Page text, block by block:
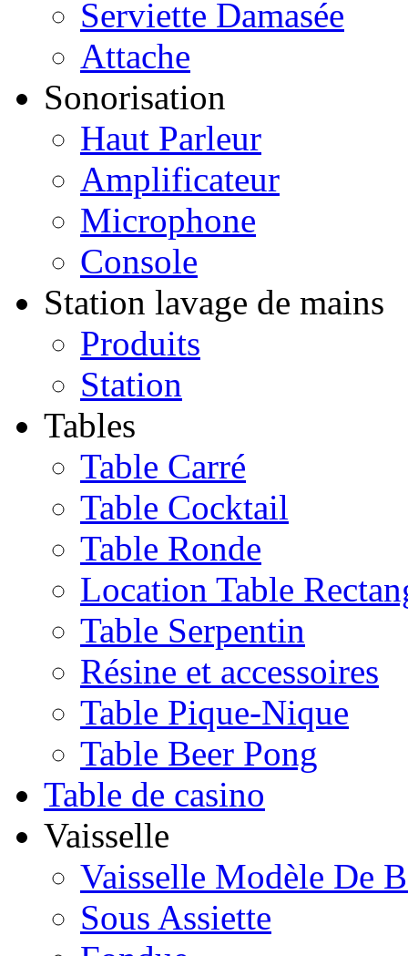
Serviette Damasée
Attache
Sonorisation
Haut Parleur
Amplificateur
Microphone
Console
Station lavage de mains
Produits
Station
Tables
Table Carré
Table Cocktail
Table Ronde
Location Table
Table Serpentin
Résine et accessoires
Table Pique-Nique
Table Beer Pong
Table de casino
Vaisselle
Vaisselle Modèle De
Sous Assiette